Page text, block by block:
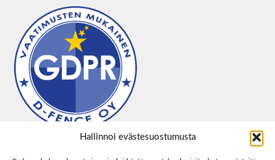
Hallinnoi evästesuostumusta